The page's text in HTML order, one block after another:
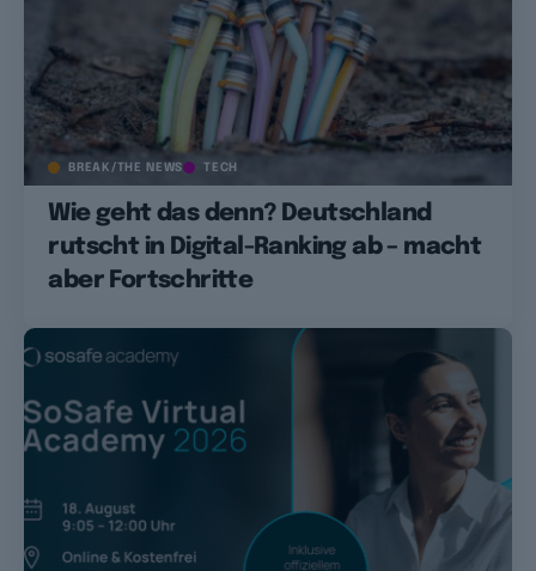
BREAK/THE NEWS TECH
Wie geht das denn? Deutschland
rutscht in Digital-Ranking ab – macht
aber Fortschritte